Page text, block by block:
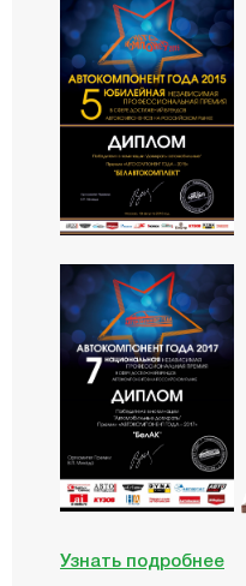
Узнать подробнее